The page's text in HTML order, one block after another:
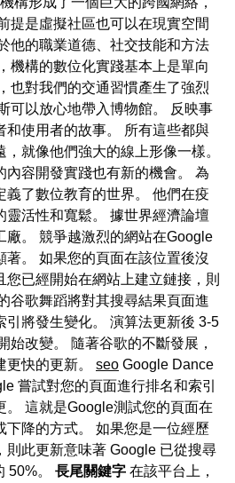
提是虛擬社區也可以在現實空間
他的職業道德、社交技能和方法
機構的數位化實踐基本上是單向
也對我們的交通習慣產生了強烈
可以放心地帶入博物館。 反映事
和使用者的故事。 所有這些都與
就像他們強大的線上形像一樣。
內容開發實踐也有新的機會。 為
義了數位教育的世界。 他們在疫
靈活性和寬鬆。 據世界經濟論壇
廠。 競爭越激烈的網站在Google
著。 如果您的頁面在該位置後沒
已經開始在網站上建立鏈接，則
谷歌舞蹈將對其搜尋結果頁面進
引將發生變化。 演算法更新後 3-5
始改變。 隨著谷歌的不斷發展，
更快的更新。 seo Google Dance
嘗試對您的頁面進行排名和索引
。 這就是Google測試您的頁面在
下降的方式。 如果您是一位經歷
則此更新意味著 Google 已從搜尋
50%。 長尾關鍵字 在該平台上，